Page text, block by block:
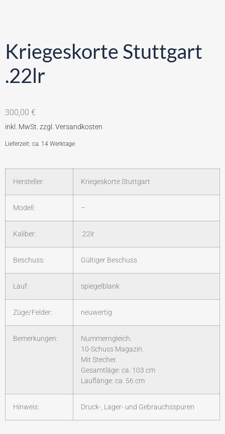
Kriegeskorte Stuttgart
.22lr
300,00 €
Lieferzeit: ca. 14 Werktage
Hersteller: Kriegeskorte Stuttgart
Modell: –
Kaliber: .22lr
Beschuss: Gültiger Beschuss
Lauf: spiegelblank
Züge/Felder: neuwertig
Bemerkungen:
Nummerngleich.
10-Schuss Magazin.
Mit Stecher.
Gesamtläge: ca. 103 cm
Lauflänge: ca. 56 cm
Hinweis: Druck-, Lager- und Gebrauchsspuren